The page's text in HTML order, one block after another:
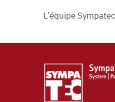
L’équipe Sympatec